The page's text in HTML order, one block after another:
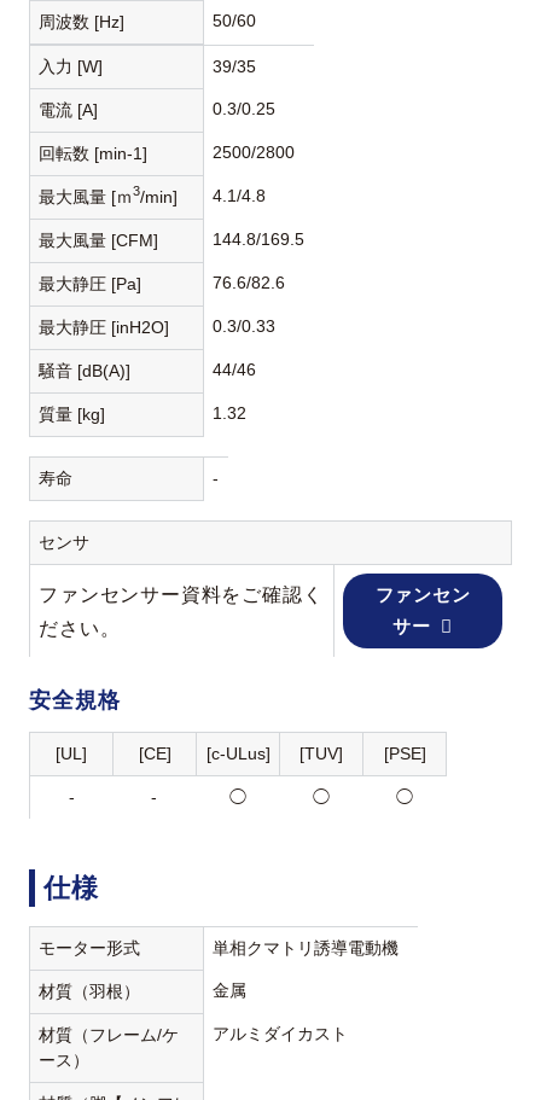
周波数 [Hz] 50/60
入力 [W] 39/35
電流 [A] 0.3/0.25
回転数 [min-1] 2500/2800
最大風量 [ｍ3/min] 4.1/4.8
最大風量 [CFM] 144.8/169.5
最大静圧 [Pa] 76.6/82.6
最大静圧 [inH2O] 0.3/0.33
騒音 [dB(A)] 44/46
質量 [kg] 1.32
寿命 -
センサ
ファンセンサー資料をご確認く
ださい。
ファンセン
サー
安全規格
[UL] [CE] [c-ULus] [TUV] [PSE]
- - ◯ ◯ ◯
仕様
モーター形式 単相クマトリ誘導電動機
材質（羽根） 金属
材質（フレーム/ケ
ース）
アルミダイカスト